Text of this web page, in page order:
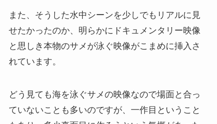
また、そうした水中シーンを少しでもリアルに見
せたかったのか、明らかにドキュメンタリー映像
と思しき本物のサメが泳ぐ映像がこまめに挿入さ
れています。
どう見ても海を泳ぐサメの映像なので場面と合っ
ていないことも多いのですが、一作目ということ